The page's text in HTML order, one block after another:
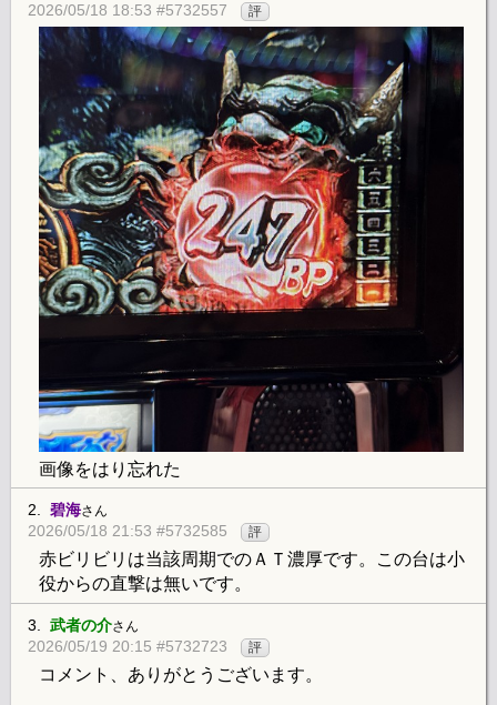
2026/05/18 18:53 #5732557 評
画像をはり忘れた
2. 碧海さん
2026/05/18 21:53 #5732585 評
赤ビリビリは当該周期でのＡＴ濃厚です。この台は小
役からの直撃は無いです。
3. 武者の介さん
2026/05/19 20:15 #5732723 評
コメント、ありがとうございます。